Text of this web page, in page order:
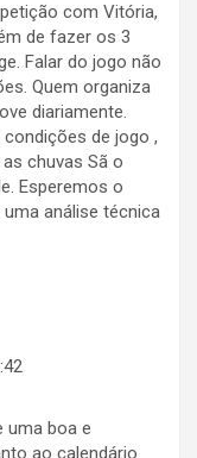
com Vitória,
de fazer os 3
Falar do jogo não
Quem organiza
diariamente.
de jogo ,
chuvas Sã o
Esperemos o
análise técnica
uma boa e
ao calendário